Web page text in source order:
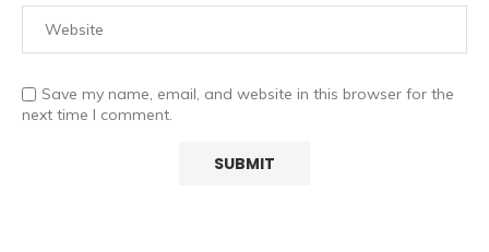
Save my name, email, and website in this browser for the
next time I comment.